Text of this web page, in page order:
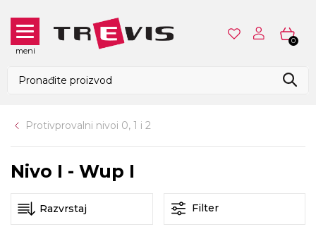
meni
0
Protivprovalni nivoi 0, 1 i 2
Nivo I - Wup I
Filter